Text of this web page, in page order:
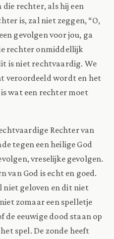
rechter, als hij een
is, zal niet zeggen, “O,
gevolgen voor jou, ga
rechter onmiddellijk
is niet rechtvaardig. We
veroordeeld wordt en het
wat een rechter moet
Rechter van
tegen een heilige God
vreselijke gevolgen.
van God is echt en goed.
niet geloven en dit niet
zomaar een spelletje
de eeuwige dood staan op
spel. De zonde heeft